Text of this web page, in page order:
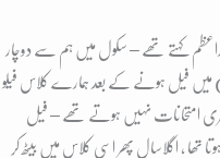
کہتے تھے – سکول میں ہم سے دوچار
فیل ہونے کے بعد ہمارے کلاس فیلو
امتحانات نہیں ہوتے تھے – فیل
، اگلاسال پھر اسی کلاس میں بیٹھ کر